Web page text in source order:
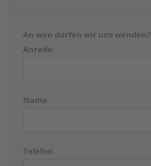
An wen dürfen wir uns wenden?
Anrede:
Name
Telefon